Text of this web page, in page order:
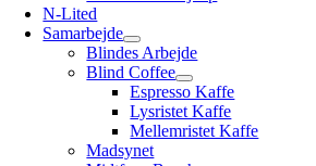
N-Lited
Samarbejde
Blindes Arbejde
Blind Coffee
Espresso Kaffe
Lysristet Kaffe
Mellemristet Kaffe
Madsynet